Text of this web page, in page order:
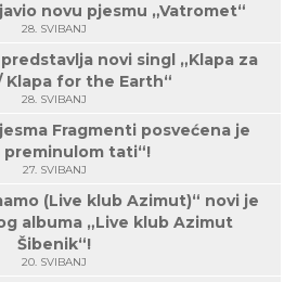
novu pjesmu „Vatromet“
28. SVIBANJ
novi singl „Klapa za
Klapa for the Earth“
28. SVIBANJ
Fragmenti posvećena je
preminulom tati“!
27. SVIBANJ
(Live klub Azimut)“ novi je
albuma „Live klub Azimut
Šibenik“!
20. SVIBANJ